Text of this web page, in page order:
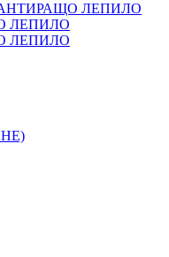
ЛЕПИЛО
ЛЕПИЛО
ЛЕПИЛО